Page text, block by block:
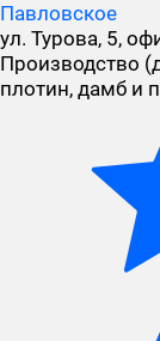
Павловское
ул. Турова, 5,
Производство
плотин, дамб и